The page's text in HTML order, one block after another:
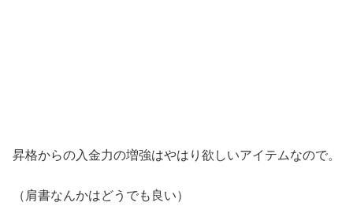
昇格からの入金力の増強はやはり欲しいアイテムなので。
（肩書なんかはどうでも良い）